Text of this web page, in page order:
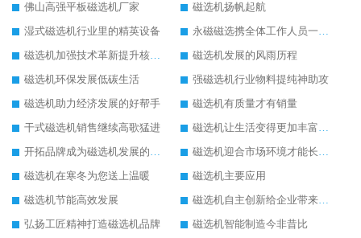
佛山高强平板磁选机厂家
磁选机扬帆起航
湿式磁选机行业里的精英设备
永磁磁选携全体工作人员一起闯
磁选机加强技术革新提升核心竞争力
磁选机发展的风雨历程
磁选机环保发展低碳生活
强磁选机行业物料提纯神助攻
磁选机助力经济发展的好帮手
磁选机有质量才有销量
干式磁选机销售继续高歌猛进
磁选机让生活变得更加丰富多彩
开拓品牌成为磁选机发展的有效武器
磁选机迎合市场环境才能长远发展
磁选机在寒冬为您送上温暖
磁选机主要应用
磁选机节能高效发展
磁选机自主创新给企业带来了阳光
弘扬工匠精神打造磁选机品牌
磁选机智能制造今非昔比